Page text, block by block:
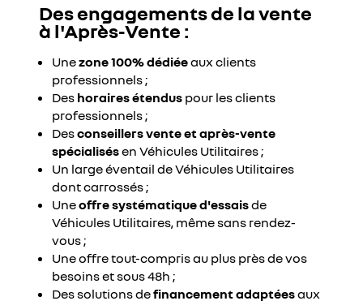
Youtube est désactivé. Autorisez le dépôt de cookies social
pour accéder au contenu.
Tout refuser
Tout accepter
Des engagements de la vente
à l'Après-Vente :
Unezone 100% dédiéeaux clients
professionnels ;
Des horaires étendus pour les clients
professionnels ;
Desconseillers vente et après-vente
spécialisésen Véhicules Utilitaires ;
Un large éventail de Véhicules Utilitaires
dont carrossés ;
Uneoffre systématique d'essaisde
Véhicules Utilitaires, même sans rendez-
vous ;
Une offre tout-compris au plus près de vos
besoins et sous 48h ;
Des solutions definancement adaptéesaux